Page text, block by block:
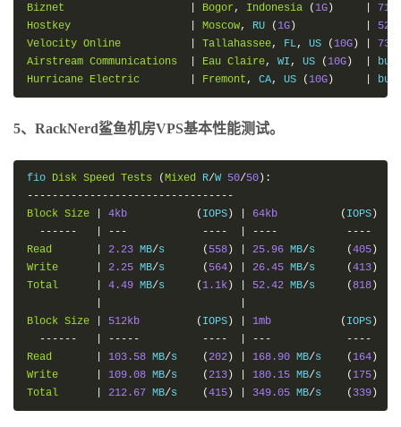
Biznet
Bogor , Indonesia ( 1G)
719
Hostkey
Moscow, RU ( 1G)
525
Velocity Online Tallahassee, FL, US ( 10G)
731
Airstream Communications Eau Claire, WI , US ( 10G)
Hurricane Electric Fremont , CA, US ( 10G)
5、RackNerd鲨鱼机房VPS基本性能测试。
fio Disk Speed Tests (Mixed R/W 50/50):
---------------------------------
Block Size 4kb ( IOPS) 64kb ( IOPS)
------
--- ---- ----
----
Read
2.23 MB/s ( 558) 25.96 MB/s (405)
Write
2.25 MB/s ( 564) 26.45 MB/s (413)
Total
4.49 MB/s ( 1.1k) 52.42 MB/s (818)
Block Size 512kb ( IOPS) 1mb ( IOPS)
------
----- ---- ---
----
Read
103.58 MB/s (202) 168.90 MB/s ( 164)
Write
109.08 MB/s (213) 180.15 MB/s ( 175)
Total
212.67 MB/s (415) 349.05 MB/s ( 339)